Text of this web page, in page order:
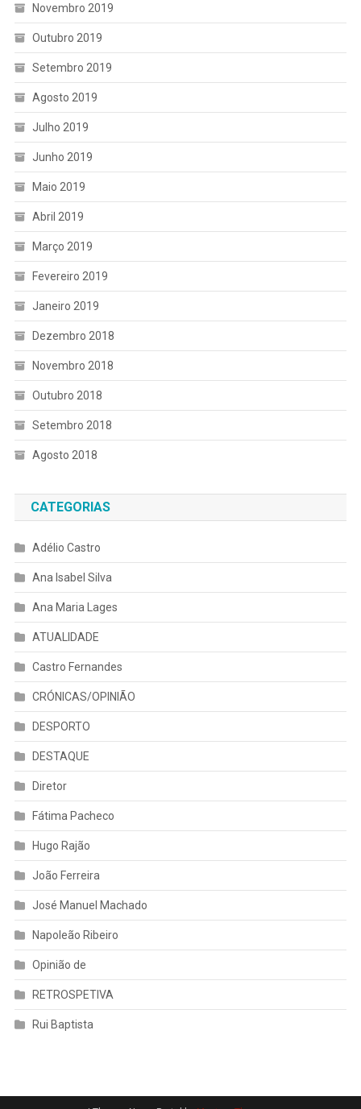
Novembro 2019
Outubro 2019
Setembro 2019
Agosto 2019
Julho 2019
Junho 2019
Maio 2019
Abril 2019
Março 2019
Fevereiro 2019
Janeiro 2019
Dezembro 2018
Novembro 2018
Outubro 2018
Setembro 2018
Agosto 2018
CATEGORIAS
Adélio Castro
Ana Isabel Silva
Ana Maria Lages
ATUALIDADE
Castro Fernandes
CRÓNICAS/OPINIÃO
DESPORTO
DESTAQUE
Diretor
Fátima Pacheco
Hugo Rajão
João Ferreira
José Manuel Machado
Napoleão Ribeiro
Opinião de
RETROSPETIVA
Rui Baptista